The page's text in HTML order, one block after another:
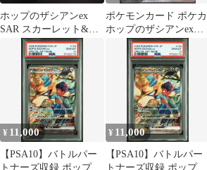
ホップのザシアンex
SAR スカーレット&バ
イオレット 拡張パック
バトルパ…
ポケモンカード ポケカ
ホップのザシアンex
SAR SV9-128 100 拡張
パック「バトルパート
ナーズ」 トレカ TCG
¥ 11,000
【PSA10】バトルパー
トナーズ収録 ポップの
¥ 11,000
【PSA10】バトルパー
トナーズ収録 ポップの